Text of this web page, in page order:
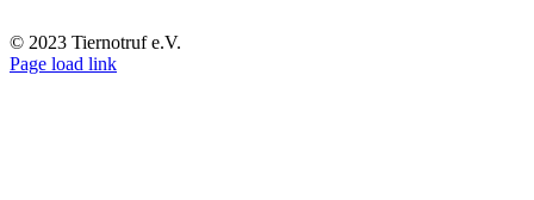
© 2023 Tiernotruf e.V.
Page load link